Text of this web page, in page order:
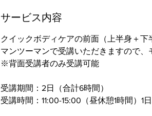
サービス内容
クイックボディケアの前面（上半身＋下
マンツーマンで受講いただきますので
※背面受講者のみ受講可能
受講期間：2日（合計6時間）
受講時間：11:00-15:00（昼休憩1時間）1